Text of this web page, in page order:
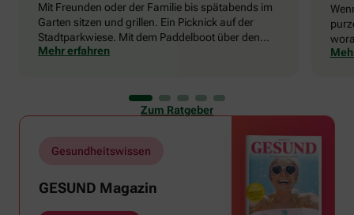
Mit Freunden oder der Familie bis spätabends im
Garten sitzen und grillen. Ein Picknick auf der
Stadtparkwiese. Mit dem Paddelboot über den
See gleiten oder eine Radtour durch die blühende
er uns auch ganz schön zu schaffen. Wenn die
Temperaturen tagsüber auf mehr als 30 Grad
erfrischenden Regenschauer und Abkühlung.
Mehr erfahren
die
Zum Ratgeber
Gesundheitswissen
GESUND Magazin